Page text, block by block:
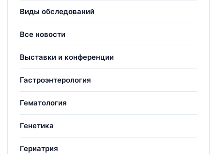
Виды обследований
Все новости
Выставки и конференции
Гастроэнтерология
Гематология
Генетика
Гериатрия